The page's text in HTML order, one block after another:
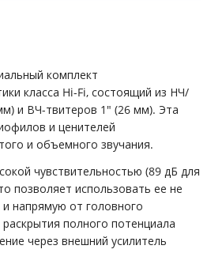
комплект
класса Hi-Fi, состоящий из НЧ/
и ВЧ-твитеров 1" (26 мм). Эта
и ценителей
и объемного звучания.
чувствительностью (89 дБ для
позволяет использовать ее не
напрямую от головного
полного потенциала
через внешний усилитель